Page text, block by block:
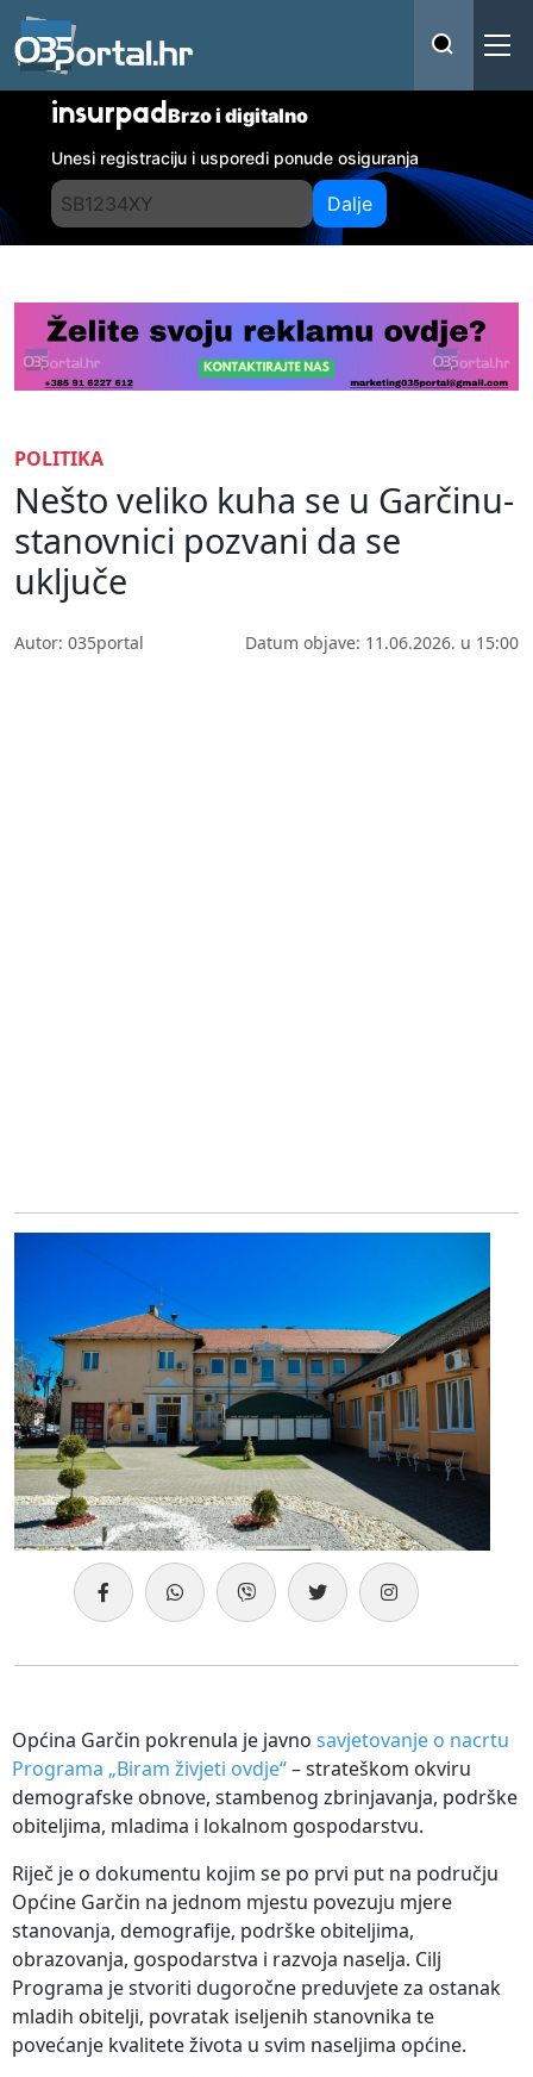
insurpadBrzo i digitalno
Unesi registraciju i usporedi ponude osiguranja
Dalje
POLITIKA
Nešto veliko kuha se u Garčinu-
stanovnici pozvani da se
uključe
Autor: 035portal Datum objave: 11.06.2026. u 15:00
Općina Garčin pokrenula je javno savjetovanje o nacrtu
Programa „Biram živjeti ovdje“– strateškom okviru
demografske obnove, stambenog zbrinjavanja, podrške
obiteljima, mladima i lokalnom gospodarstvu.
Riječ je o dokumentu kojim se po prvi put na području
Općine Garčin na jednom mjestu povezuju mjere
stanovanja, demografije, podrške obiteljima,
obrazovanja, gospodarstva i razvoja naselja. Cilj
Programa je stvoriti dugoročne preduvjete za ostanak
mladih obitelji, povratak iseljenih stanovnika te
povećanje kvalitete života u svim naseljima općine.